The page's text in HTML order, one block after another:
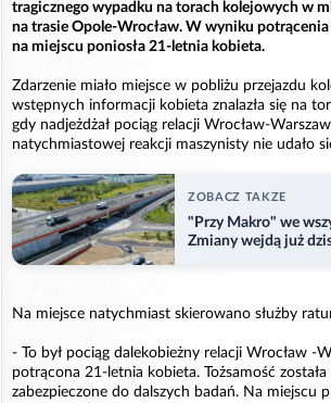
tragicznego wypadku na torach kolejowych w
na trasie Opole-Wrocław. W wyniku
na miejscu poniosła 21-letnia kobieta.
Zdarzenie miało miejsce w pobliżu przejazdu
wstępnych informacji kobieta znalazła się na
gdy nadjeżdżał pociąg relacji Wrocław-
natychmiastowej reakcji maszynisty nie udało
ZOBACZ TAKZE
"Przy Makro" we
Zmiany wejdą już
Na miejsce natychmiast skierowano służby
- To był pociąg dalekobieżny relacji Wrocław -
potrącona 21-letnia kobieta. Tożsamość
zabezpieczone do dalszych badań. Na miejscu